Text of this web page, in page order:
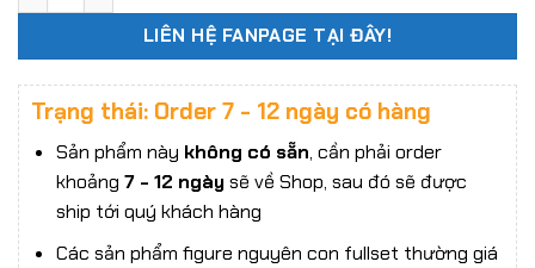
LIÊN HỆ FANPAGE TẠI ĐÂY!
Trạng thái: Order 7 - 12 ngày có hàng
Sản phẩm này không có sẵn, cần phải order
khoảng 7 - 12 ngàysẽ về Shop, sau đó sẽ được
ship tới quý khách hàng
Các sản phẩm figure nguyên con fullset thường giá